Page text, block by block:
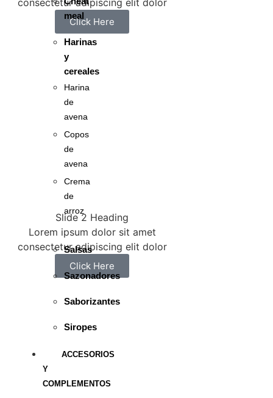
meal
Harinas
y
cereales
Harina
de
avena
Copos
de
avena
Crema
de
arroz
Salsas
Sazonadores
Saborizantes
Siropes
ACCESORIOS
Y
COMPLEMENTOS
Click Here
Slide 2 Heading
Lorem ipsum dolor sit amet
consectetur adipiscing elit dolor
Click Here